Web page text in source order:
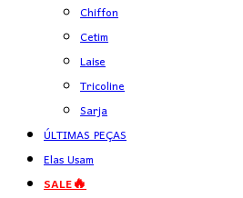
Chiffon
Cetim
Laise
Tricoline
Sarja
ÚLTIMAS PEÇAS
Elas Usam
SALE🔥